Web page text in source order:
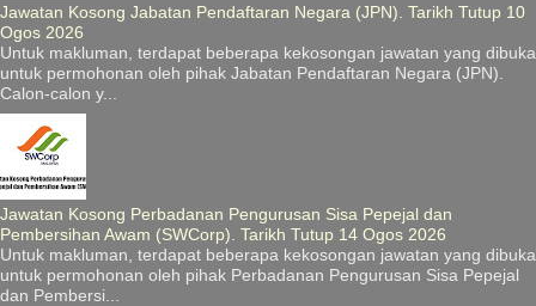
Jawatan Kosong Jabatan Pendaftaran Negara (JPN). Tarikh Tutup 10
Ogos 2026
Untuk makluman, terdapat beberapa kekosongan jawatan yang dibuka
untuk permohonan oleh pihak Jabatan Pendaftaran Negara (JPN).
Calon-calon y...
Jawatan Kosong Perbadanan Pengurusan Sisa Pepejal dan
Pembersihan Awam (SWCorp). Tarikh Tutup 14 Ogos 2026
Untuk makluman, terdapat beberapa kekosongan jawatan yang dibuka
untuk permohonan oleh pihak Perbadanan Pengurusan Sisa Pepejal
dan Pembersi...